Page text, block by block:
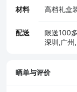
材料 高档礼盒
配送
限送100
深圳,广州
齐,贵阳,
晒单与评价